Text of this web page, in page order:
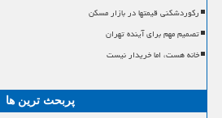
رکوردشکنی قیمتها در بازار مسکن
تصمیم مهم برای آینده تهران
خانه هست، اما خریدار نیست
پربحث ترین ها